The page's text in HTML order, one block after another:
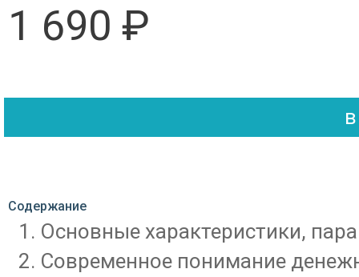
1 690 ₽
Содержание
Основные характеристики,
Современное понимание